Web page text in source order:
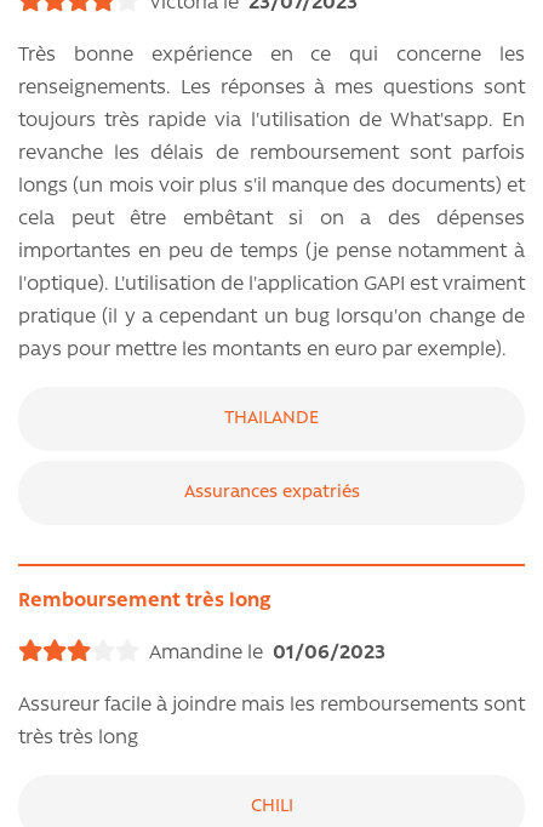
Très bonne expérience en ce qui concerne les
renseignements. Les réponses à mes questions sont
toujours très rapide via l'utilisation de What'sapp. En
revanche les délais de remboursement sont parfois
longs (un mois voir plus s'il manque des documents) et
cela peut être embêtant si on a des dépenses
importantes en peu de temps (je pense notamment à
l'optique). L'utilisation de l'application GAPI est vraiment
pratique (il y a cependant un bug lorsqu'on change de
pays pour mettre les montants en euro par exemple).
THAILANDE
Assurances expatriés
Remboursement très long
Amandine le 01/06/2023
Assureur facile à joindre mais les remboursements sont
très très long
CHILI